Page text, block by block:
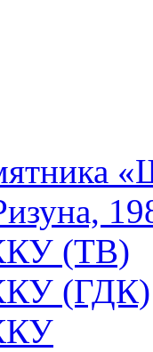
(ТВ)
(ГДК)